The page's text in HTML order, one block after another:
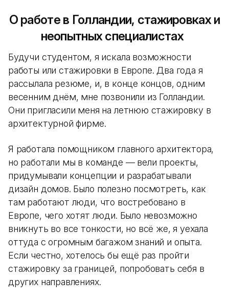
О работе в Голландии, стажировках и
неопытных специалистах
Будучи студентом, я искала возможности
работы или стажировки в Европе. Два года я
рассылала резюме, и, в конце концов, одним
весенним днём, мне позвонили из Голландии.
Они пригласили меня на летнюю стажировку в
архитектурной фирме.
Я работала помощником главного архитектора,
но работали мы в команде — вели проекты,
придумывали концепции и разрабатывали
дизайн домов. Было полезно посмотреть, как
там работают люди, что востребовано в
Европе, чего хотят люди. Было невозможно
вникнуть во все тонкости, но всё же, я уехала
оттуда с огромным багажом знаний и опыта.
Если честно, хотелось бы ещё раз пройти
стажировку за границей, попробовать себя в
других направлениях.